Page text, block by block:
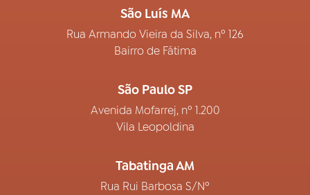
São Luís MA
Rua Armando Vieira da Silva, nº 126
Bairro de Fátima
São Paulo SP
Avenida Mofarrej, nº 1.200
Vila Leopoldina
Tabatinga AM
Rua Rui Barbosa S/Nº